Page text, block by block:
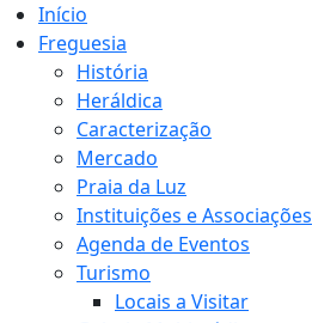
Início
Freguesia
História
Heráldica
Caracterização
Mercado
Praia da Luz
Instituições e Associações
Agenda de Eventos
Turismo
Locais a Visitar